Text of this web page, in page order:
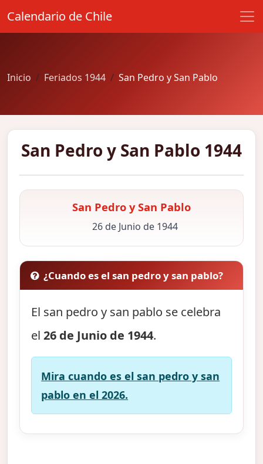
Calendario de Chile
Inicio Feriados 1944 San Pedro y San Pablo
San Pedro y San Pablo 1944
San Pedro y San Pablo
26 de Junio de 1944
¿Cuando es el san pedro y san pablo?
El san pedro y san pablo se celebra
el26 de Junio de 1944.
Mira cuando es el san pedro y san
pablo en el 2026.